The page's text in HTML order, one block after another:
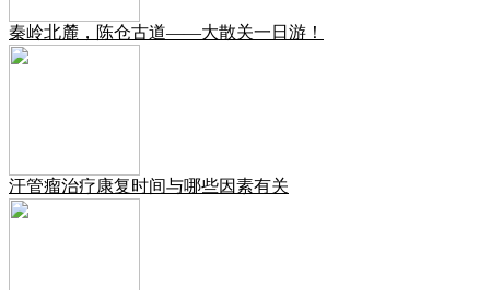
秦岭北麓，陈仓古道——大散关一日游！
汗管瘤治疗康复时间与哪些因素有关